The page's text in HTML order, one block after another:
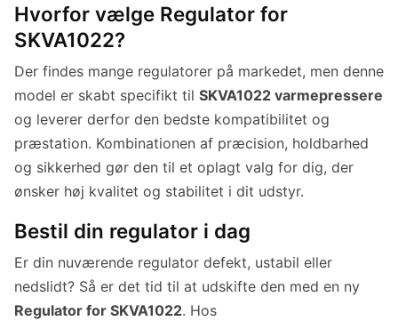
Hvorfor vælge Regulator for
SKVA1022?
Der findes mange regulatorer på markedet, men denne
model er skabt specifikt til SKVA1022 varmepressere
og leverer derfor den bedste kompatibilitet og
præstation. Kombinationen af præcision, holdbarhed
og sikkerhed gør den til et oplagt valg for dig, der
ønsker høj kvalitet og stabilitet i dit udstyr.
Bestil din regulator i dag
Er din nuværende regulator defekt, ustabil eller
nedslidt? Så er det tid til at udskifte den med en ny
Regulator for SKVA1022. Hos